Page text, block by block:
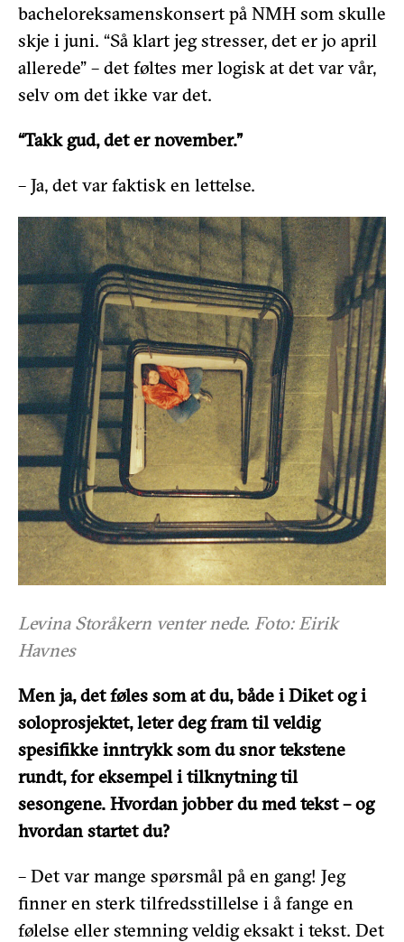
bacheloreksamenskonsert på NMH som skulle
skje i juni. “Så klart jeg stresser, det er jo april
allerede” – det føltes mer logisk at det var vår,
selv om det ikke var det.
“Takk gud, det er november.”
– Ja, det var faktisk en lettelse.
Levina Storåkern venter nede. Foto: Eirik
Havnes
Men ja, det føles som at du, både i Diket og i
soloprosjektet, leter deg fram til veldig
spesifikke inntrykk som du snor tekstene
rundt, for eksempel i tilknytning til
sesongene. Hvordan jobber du med tekst – og
hvordan startet du?
– Det var mange spørsmål på en gang! Jeg
finner en sterk tilfredsstillelse i å fange en
følelse eller stemning veldig eksakt i tekst. Det